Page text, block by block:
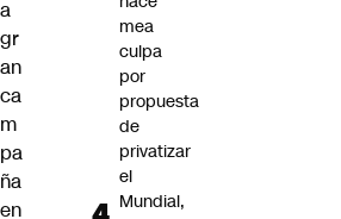
a
gr
an
ca
m
pa
ña
en
mea
culpa
por
propuesta
de
privatizar
el
Mundial,